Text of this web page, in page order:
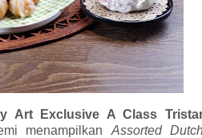
Art Exclusive A Class
menampilkan Assorted